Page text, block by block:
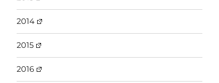
2014
2015
2016